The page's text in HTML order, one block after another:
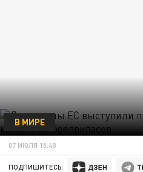
В МИРЕ
07 ИЮЛЯ 15:48
ПОДПИШИТЕСЬ: